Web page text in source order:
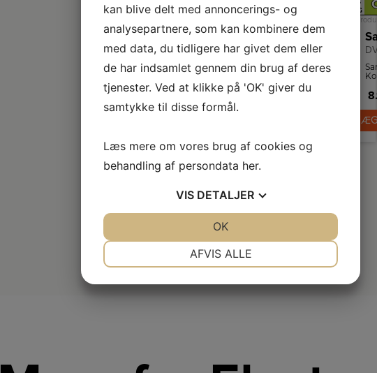
↑
G
kan blive delt med annoncerings- og
analysepartnere, som kan kombinere dem
med data, du tidligere har givet dem eller
de har indsamlet gennem din brug af deres
tjenester. Ved at klikke på 'OK' giver du
samtykke til disse formål.
Læs mere om vores brug af cookies og
behandling af persondata her.
VIS DETALJER
AFVIS ALLE
OK